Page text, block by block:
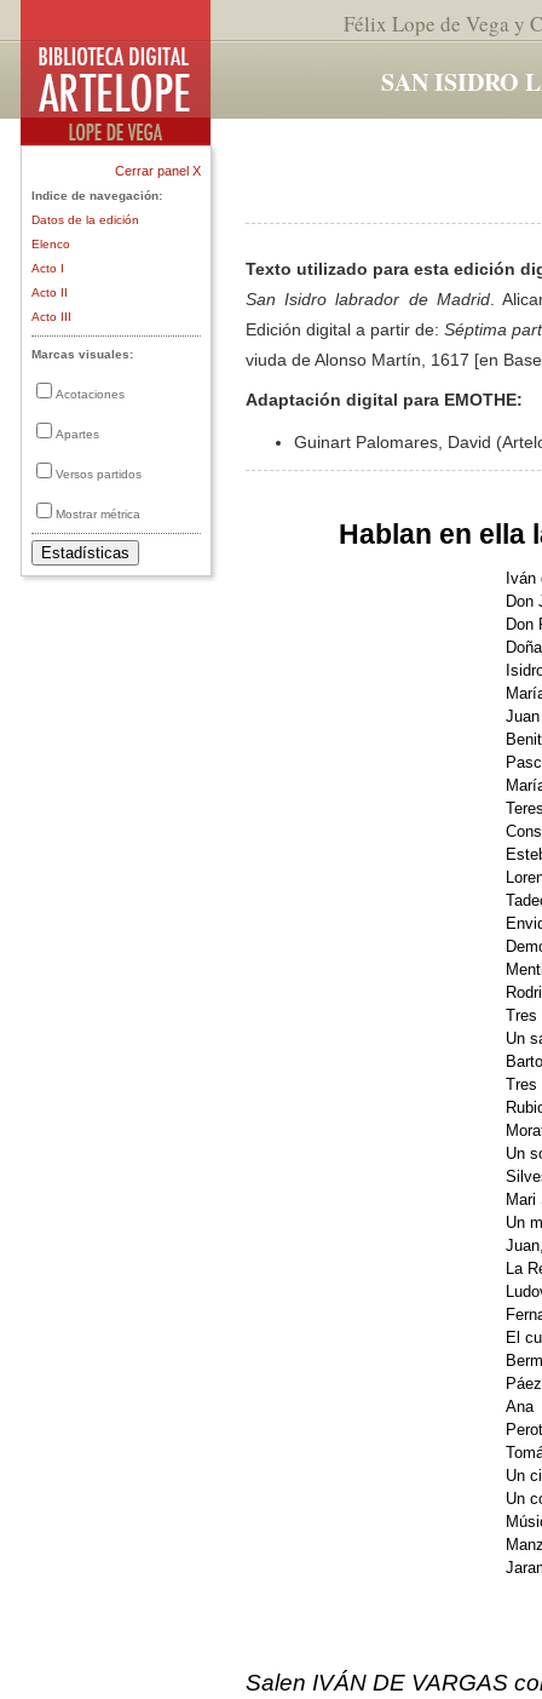
Félix Lope de Vega y
SAN ISIDRO
Cerrar panel X
Indice de navegación:
Datos de la edición
Elenco
Acto I
Acto II
Acto III
Marcas visuales:
Acotaciones
Apartes
Versos partidos
Mostrar métrica
Texto utilizado para esta edición
San Isidro labrador de Madrid.
Edición digital a partir de: Séptima
viuda de Alonso Martín, 1617 [en
Adaptación digital para EMOTHE:
Guinart Palomares, David
Hablan en ella
Iván
Don
Don
Tres
Un
Tres
Un
Mari
Un
La
El
Ana
Un
Un
Salen IVÁN DE VARGAS